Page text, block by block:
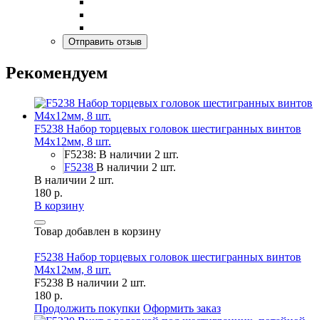
Рекомендуем
F5238 Набор торцевых головок шестигранных винтов
M4x12мм, 8 шт.
F5238: В наличии 2 шт.
F5238 В наличии 2 шт.
В наличии 2 шт.
180 р.
В корзину
Товар добавлен в корзину
F5238 Набор торцевых головок шестигранных винтов
M4x12мм, 8 шт.
F5238 В наличии 2 шт.
180 р.
Продолжить покупки Оформить заказ